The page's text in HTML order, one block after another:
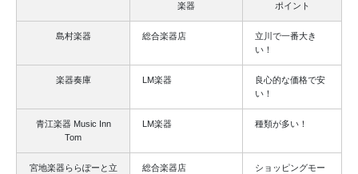
楽器 ポイント
島村楽器 総合楽器店
立川で一番大き
い！
楽器奏庫 LM楽器
良心的な価格で安
い！
青江楽器 Music Inn
Tom
LM楽器 種類が多い！
宮地楽器ららぽーと立
総合楽器店
ショッピングモー